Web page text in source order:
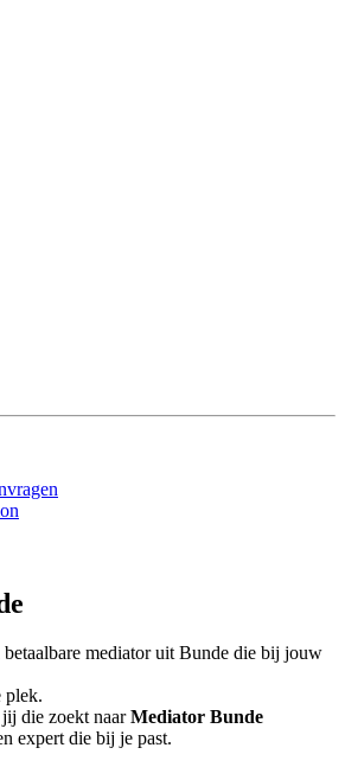
mediator uit Bunde die bij jouw
plek.
die zoekt naarMediator Bunde
expert die bij je past.